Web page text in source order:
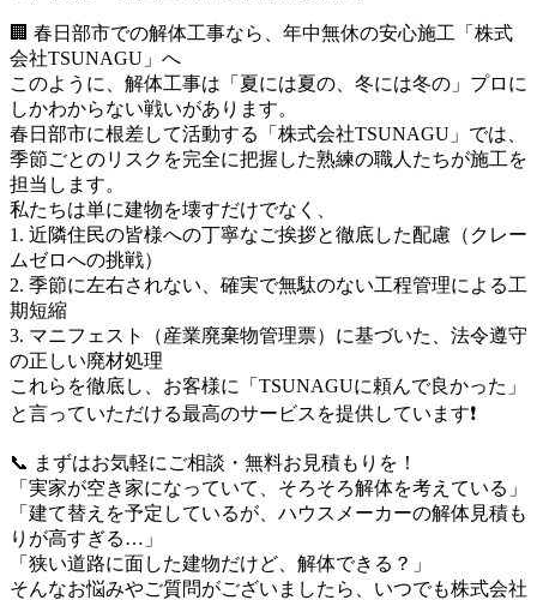
🏢 春日部市での解体工事なら、年中無休の安心施工「株式
会社TSUNAGU」へ
このように、解体工事は「夏には夏の、冬には冬の」プロに
しかわからない戦いがあります。
春日部市に根差して活動する「株式会社TSUNAGU」では、
季節ごとのリスクを完全に把握した熟練の職人たちが施工を
担当します。
私たちは単に建物を壊すだけでなく、
1. 近隣住民の皆様への丁寧なご挨拶と徹底した配慮（クレー
ムゼロへの挑戦）
2. 季節に左右されない、確実で無駄のない工程管理による工
期短縮
3. マニフェスト（産業廃棄物管理票）に基づいた、法令遵守
の正しい廃材処理
これらを徹底し、お客様に「TSUNAGUに頼んで良かった」
と言っていただける最高のサービスを提供しています❗️
📞 まずはお気軽にご相談・無料お見積もりを！
「実家が空き家になっていて、そろそろ解体を考えている」
「建て替えを予定しているが、ハウスメーカーの解体見積も
りが高すぎる…」
「狭い道路に面した建物だけど、解体できる？」
そんなお悩みやご質問がございましたら、いつでも株式会社